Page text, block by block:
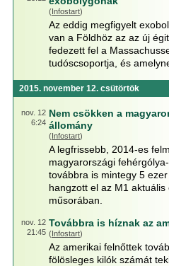
(Infostart)
Az eddig megfigyelt
van a Földhöz az az új
fedezett fel a
tudóscsoportja, és
2015. november 12. csütörtök
nov. 12
6:24
Nem csökken a
állomány
(Infostart)
A legfrissebb, 2014-es
magyarországi
továbbra is mintegy 5
hangzott el az M1
műsorában.
nov. 12
21:45
Továbbra is híznak az
(Infostart)
Az amerikai felnőttek
fölösleges kilók számát